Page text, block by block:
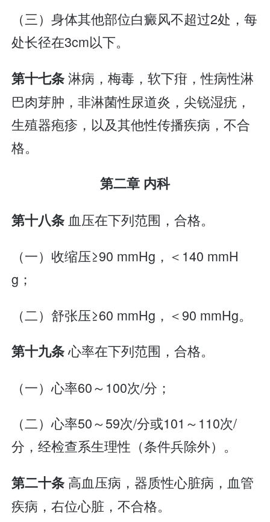
（三）身体其他部位白癜风不超过2处，每
处长径在3cm以下。
第十七条淋病，梅毒，软下疳，性病性淋
巴肉芽肿，非淋菌性尿道炎，尖锐湿疣，
生殖器疱疹，以及其他性传播疾病，不合
格。
第二章 内科
第十八条 血压在下列范围，合格。
（一）收缩压≥90 mmHg，＜140 mmH
g；
（二）舒张压≥60 mmHg，＜90 mmHg。
第十九条心率在下列范围，合格。
（一）心率60～100次/分；
（二）心率50～59次/分或101～110次/
分，经检查系生理性（条件兵除外）。
第二十条 高血压病，器质性心脏病，血管
疾病，右位心脏，不合格。